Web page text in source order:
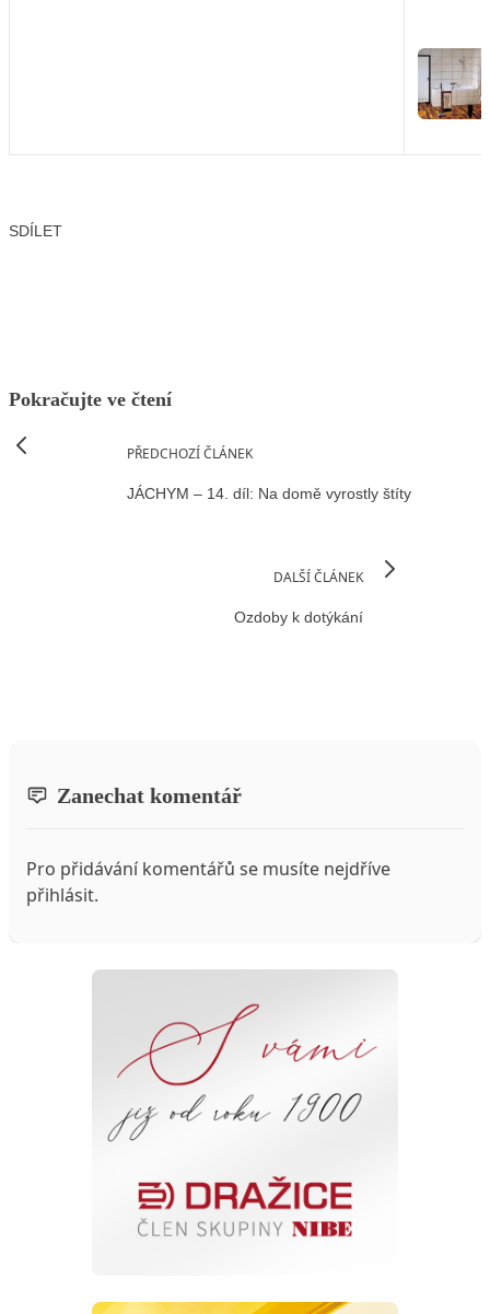
SDÍLET
Pokračujte ve čtení
PŘEDCHOZÍ ČLÁNEK
JÁCHYM – 14. díl: Na domě vyrostly štíty
DALŠÍ ČLÁNEK
Ozdoby k dotýkání
Zanechat komentář
Pro přidávání komentářů se musíte nejdříve
přihlásit.